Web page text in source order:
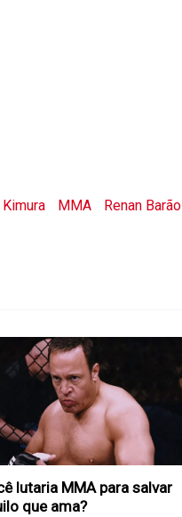
Kimura MMA
Renan Barão
lutaria MMA para salvar
que ama?